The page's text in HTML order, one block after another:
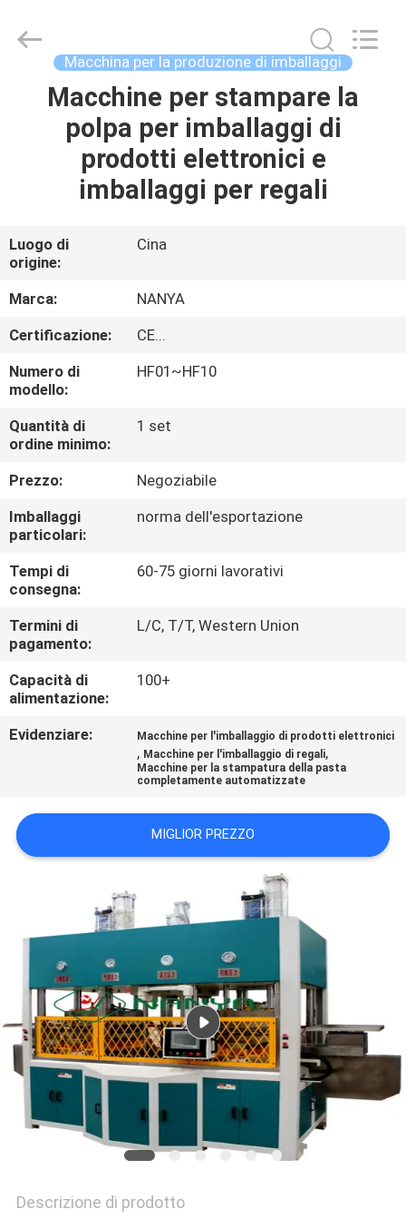
CASA
PRODOTTI
MOSTRA
VR
CIRCA
NOI
GIRO
DELLA
FABBRICA
CONTROLLO
DI
QUALITÀ
CONTATTICI
NOTIZIE
DEL
SITO
PRIVACY
POLICY
Molding
Equipment
Macchina per la produzione di imballaggi
Macchine per stampare la
polpa per imballaggi di
prodotti elettronici e
imballaggi per regali
Luogo di
origine:
Cina
Marca:
NANYA
Certificazione:
CE...
Numero di
modello:
HF01~HF10
Quantità di
ordine minimo:
1 set
Prezzo:
Negoziabile
Imballaggi
particolari:
norma dell'esportazione
Tempi di
consegna:
60-75 giorni lavorativi
Termini di
pagamento:
L/C, T/T, Western Union
Capacità di
alimentazione:
100+
Evidenziare: Macchine per l'imballaggio di prodotti elettronici
, Macchine per l'imballaggio di regali,
Macchine per la stampatura della pasta
completamente automatizzate
MIGLIOR PREZZO
Descrizione di prodotto